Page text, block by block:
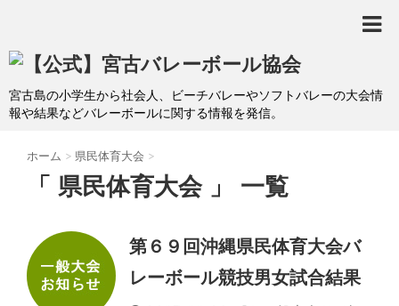
宮古島の小学生から社会人、ビーチバレーやソフトバレーの大会情
報や結果などバレーボールに関する情報を発信。
ホーム > 県民体育大会 >
「 県民体育大会 」 一覧
第６９回沖縄県民体育大会バ
レーボール競技男女試合結果